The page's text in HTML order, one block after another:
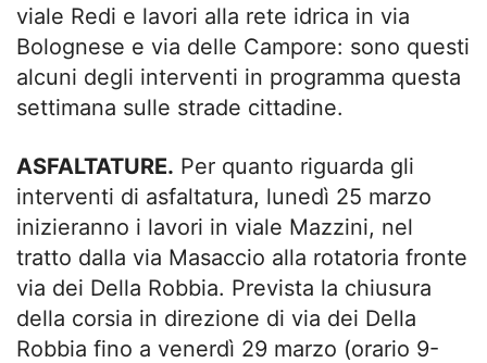
viale Redi e lavori alla rete idrica in via
Bolognese e via delle Campore: sono questi
alcuni degli interventi in programma questa
settimana sulle strade cittadine.
ASFALTATURE. Per quanto riguarda gli
interventi di asfaltatura, lunedì 25 marzo
inizieranno i lavori in viale Mazzini, nel
tratto dalla via Masaccio alla rotatoria fronte
via dei Della Robbia. Prevista la chiusura
della corsia in direzione di via dei Della
Robbia fino a venerdì 29 marzo (orario 9-